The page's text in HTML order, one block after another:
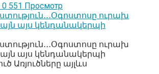
0 551 Просмотр
ուրախ
այս կենդանակերպի
ուրախ
այս կենդանակերպի
Առյուծները այլևս